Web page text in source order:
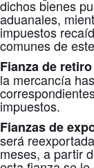
dichos bienes
aduanales,
impuestos
comunes de
Fianza de
la mercancía
impuestos.
Fianzas de
será
meses, a partir